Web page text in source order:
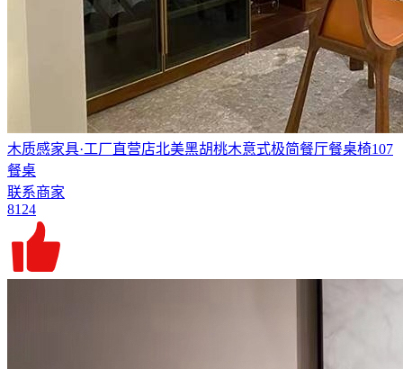
木质感家具·工厂直营店北美黑胡桃木意式极简餐厅餐桌椅107
餐桌
联系商家
8124